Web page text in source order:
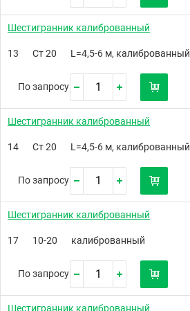
Шестигранник калиброванный
13 Ст 20 L=4,5-6 м, калиброванный
По запросу
Шестигранник калиброванный
14 Ст 20 L=4,5-6 м, калиброванный
По запросу
Шестигранник калиброванный
17 10-20 калиброванный
По запросу
Шестигранник калиброванный